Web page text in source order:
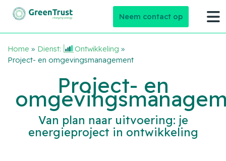
Neem contact op
Home » Dienst: Ontwikkeling »
Project- en omgevingsmanagement
Project- en
Van plan naar uitvoering: je
energieproject in ontwikkeling